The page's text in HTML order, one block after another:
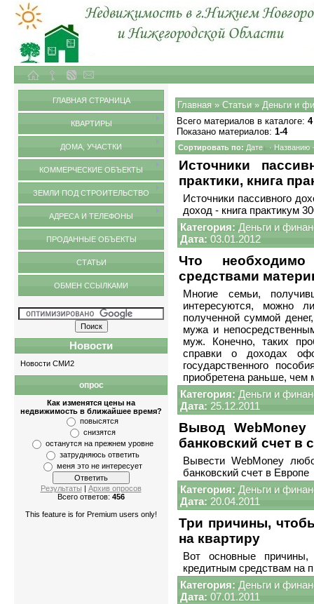
ГЛАВНАЯ СТРАНИЦА
КВАРТИРЫ
ДОМА, УЧАСТКИ
КОММЕРЧЕСКИЕ ОБЪЕКТЫ
ЗЕМЛИ ПОД СТРОИТЕЛЬСТВО
АДРЕСА И ТЕЛЕФОНЫ
ПРОДАННЫЕ ОБЪЕКТЫ
СТАТЬИ
ОБМЕН ССЫЛКАМИ
Новости
Новости СМИ2
опрос
Как изменятся цены на
недвижимость в ближайшее время?
повысятся
снизятся
останутся на прежнем уровне
затрудняюсь ответить
меня это не интересует
Результаты | Архив опросов
Всего ответов: 456
This feature is for Premium users only!
Главная » Статьи » Деньги и
Всего материалов в каталоге: 4
Показано материалов: 1-4
Сортировать по: Дате · Названию
Источники
практики, книга
Источники пассивного
доход - книга практикум
Категория: Деньги и
Дата: 03.01.2012
Что
средствами
Многие семьи,
интересуются, можно
полученной суммой
мужа и
муж. Конечно, таких
справки о доходах
государственного
приобретена раньше, чем
Категория: Деньги и
Дата: 25.12.2011
Вывод
банковский счет в
Вывести WebMoney
банковский счет в Европе
Категория: Деньги и
Дата: 20.04.2011
Три причины,
на квартиру
Вот основные
кредитным средствам на
Категория: Деньги и
Дата: 07.01.2011
Квартиры-однокомнатные,